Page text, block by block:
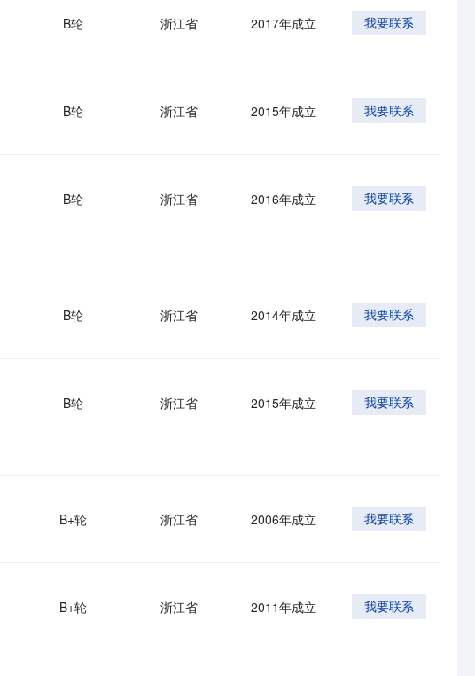
B轮 浙江省 2017年成立 我要联系
B轮 浙江省 2015年成立 我要联系
B轮 浙江省 2016年成立 我要联系
B轮 浙江省 2014年成立 我要联系
B轮 浙江省 2015年成立 我要联系
B+轮 浙江省 2006年成立 我要联系
B+轮 浙江省 2011年成立 我要联系